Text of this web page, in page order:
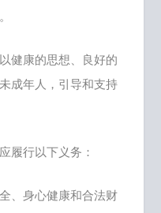
健康的思想、良好的
成年人，引导和支持
履行以下义务：
、身心健康和合法财